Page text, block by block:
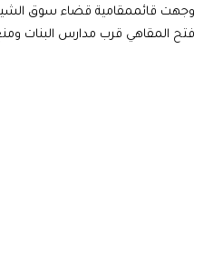
وجهت قائممقامية قضاء سوق
فتح المقاهي قرب مدارس البنات